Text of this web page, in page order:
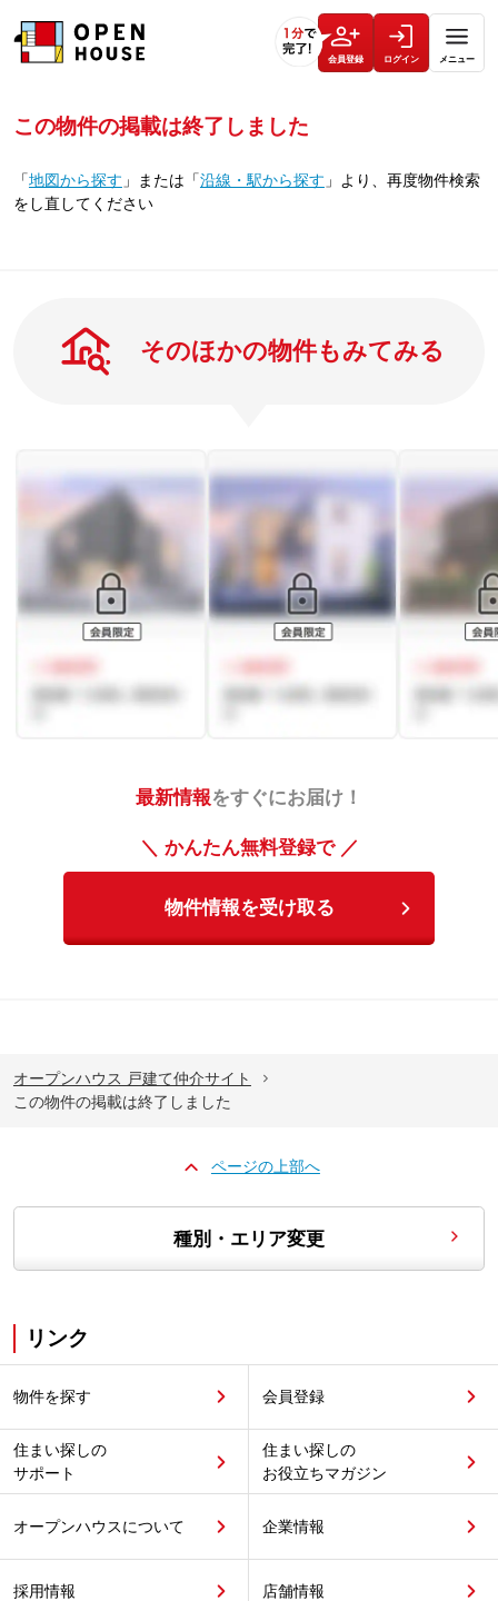
会員登録 ログイン メニュー
この物件の掲載は終了しました
「地図から探す 」 または 「沿線・駅から探す 」 より、再度物件検索
をし直してください
そのほかの物件もみてみる
最新情報をすぐにお届け！
＼ かんたん無料登録で ／
物件情報を受け取る
オープンハウス 戸建て仲介サイト
この物件の掲載は終了しました
ページの上部へ
種別・エリア変更
リンク
物件を探す 会員登録
住まい探しの
サポート
住まい探しの
お役立ちマガジン
オープンハウスについて 企業情報
採用情報 店舗情報